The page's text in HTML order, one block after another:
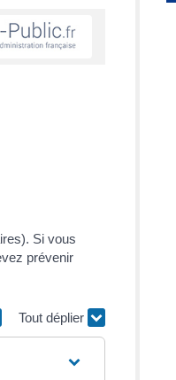
Si vous
prévenir
Tout déplier